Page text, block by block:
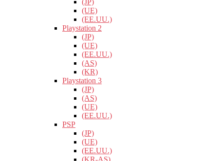
(JP)
(UE)
(EE.UU.)
Playstation 2
(JP)
(UE)
(EE.UU.)
(AS)
(KR)
Playstation 3
(JP)
(AS)
(UE)
(EE.UU.)
PSP
(JP)
(UE)
(EE.UU.)